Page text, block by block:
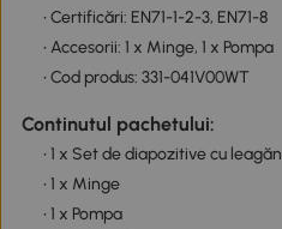
• Certificări: EN71-1-2-3, EN71-8
• Accesorii: 1 x Minge, 1 x Pompa
• Cod produs: 331-041V00WT
Continutul pachetului:
• 1 x Set de diapozitive cu leagăn
• 1 x Minge
• 1 x Pompa